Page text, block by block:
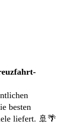
besten
liefert. 🚢🌴